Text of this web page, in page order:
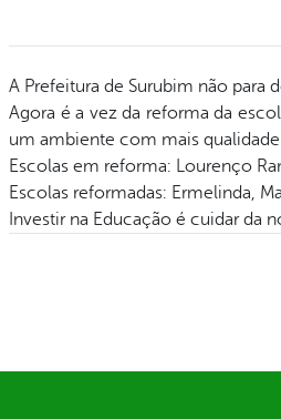
A Prefeitura de Surubim não para
Agora é a vez da reforma da
um ambiente com mais
Escolas em reforma: Lourenço
Escolas reformadas: Ermelinda,
Investir na Educação é cuidar da